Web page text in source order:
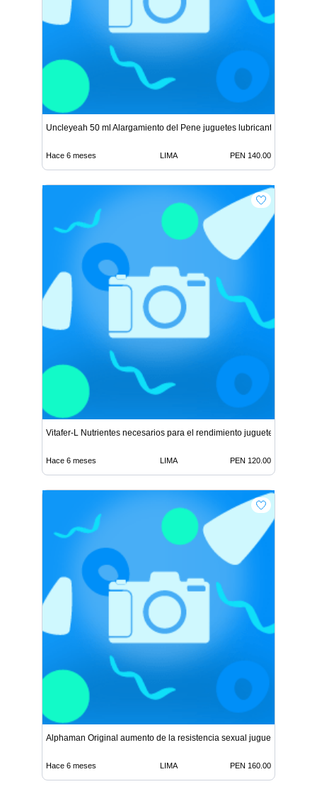
Uncleyeah 50 ml Alargamiento del Pene juguetes lubricantes
Hace 6 meses LIMA PEN 140.00
Vitafer-L Nutrientes necesarios para el rendimiento juguete
Hace 6 meses LIMA PEN 120.00
Alphaman Original aumento de la resistencia sexual juguetes
Hace 6 meses LIMA PEN 160.00